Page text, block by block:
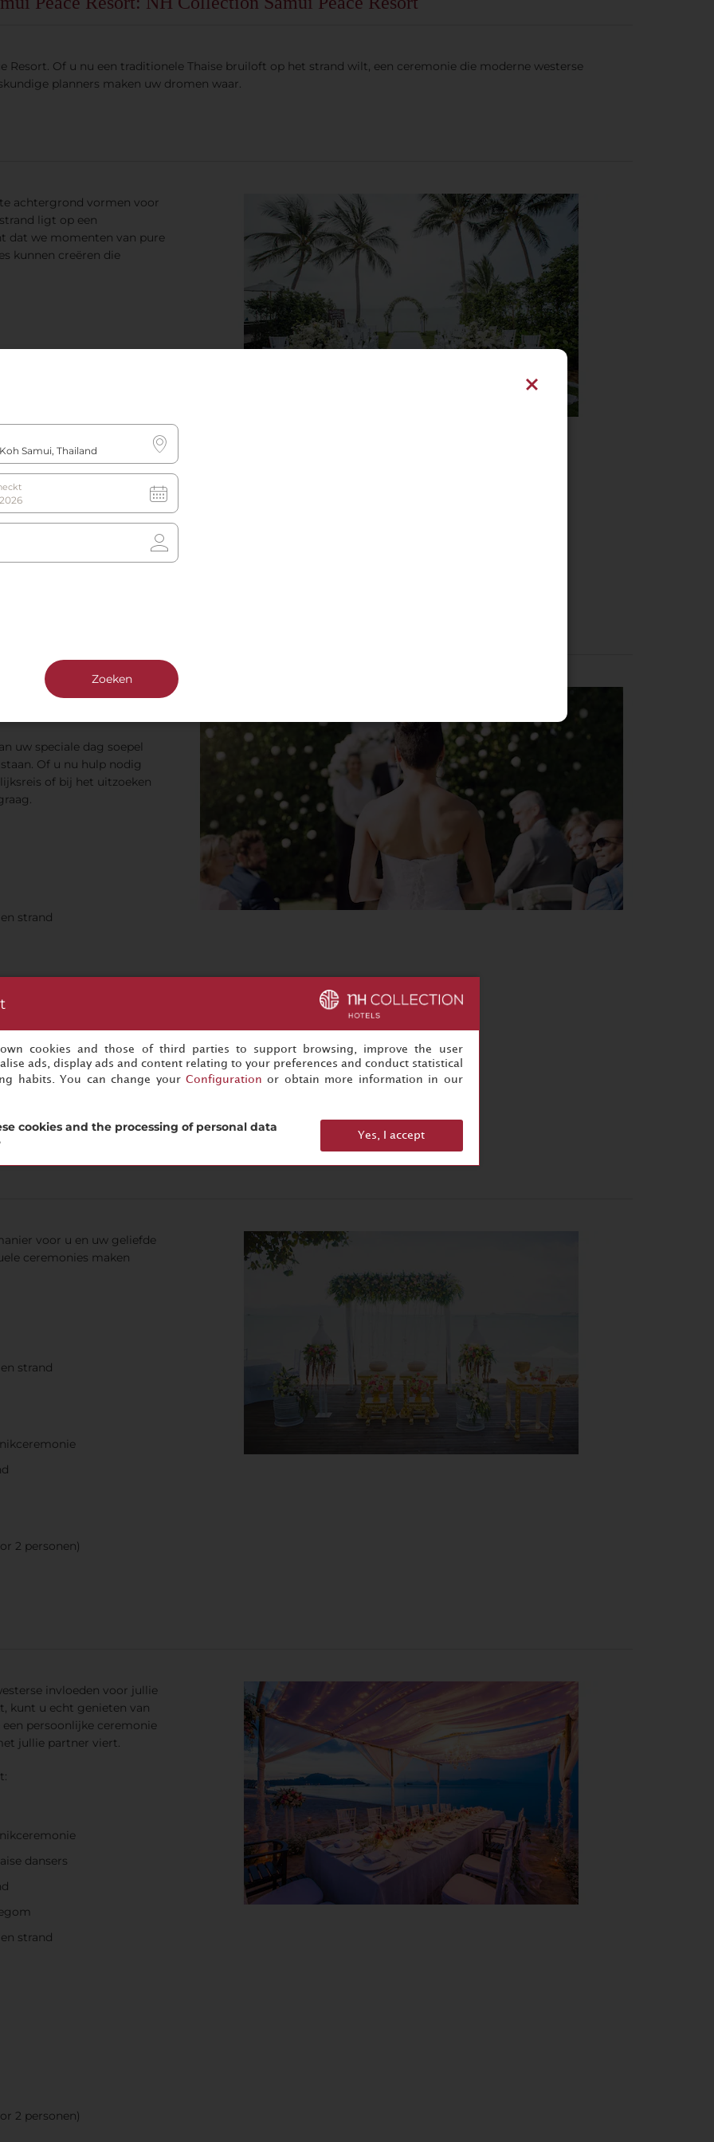
Resort. Of u nu een traditionele Thaise bruiloft op het strand wilt, een ceremonie die moderne westerse
planners maken uw dromen waar.
achtergrond vormen voor
ligt op een
dat we momenten van pure
kunnen creëren die
(retour)
1500.
van te zijn dat u de
uw speciale dag soepel
Of u nu hulp nodig
of bij het uitzoeken
strand
2 personen)
voor u en uw geliefde
ceremonies maken
strand
2 personen)
invloeden voor jullie
kunt u echt genieten van
persoonlijke ceremonie
jullie partner viert.
dansers
strand
2 personen)
Zoeken
cookies and those of third parties to support browsing, improve the user
ads, display ads and content relating to your preferences and conduct statistical
habits. You can change your Configuration or obtain more information in our
cookies and the processing of personal data
Yes, I accept